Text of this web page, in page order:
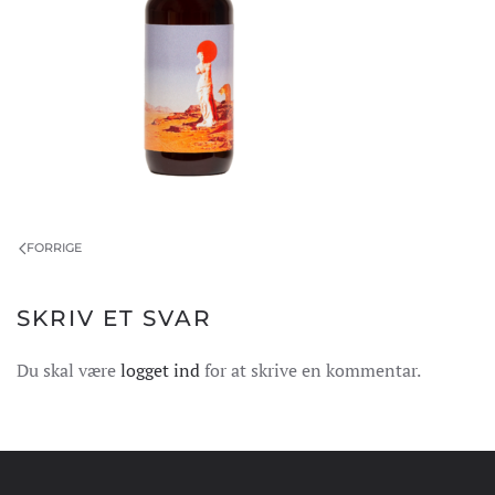
FORRIGE
SKRIV ET SVAR
Du skal værelogget indfor at skrive en kommentar.